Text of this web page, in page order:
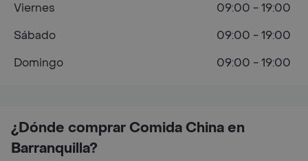
¿Dónde comprar Comida China en
Barranquilla?
Viernes
09:00 - 19:00
Sábado
09:00 - 19:00
Domingo
09:00 - 19:00